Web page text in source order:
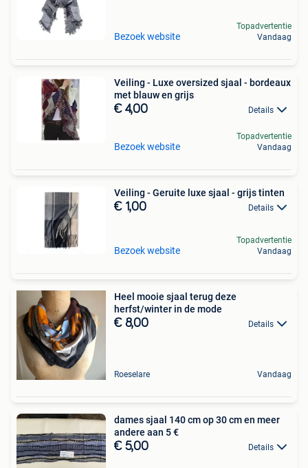
Bezoek website
Topadvertentie
Vandaag
Veiling - Luxe oversized sjaal - bordeaux
met blauw en grijs
€ 4,00 Details
Bezoek website
Topadvertentie
Vandaag
Veiling - Geruite luxe sjaal - grijs tinten
€ 1,00 Details
Bezoek website
Topadvertentie
Vandaag
Heel mooie sjaal terug deze
herfst/winter in de mode
€ 8,00 Details
Roeselare Vandaag
dames sjaal 140 cm op 30 cm en meer
andere aan 5 €
€ 5,00 Details